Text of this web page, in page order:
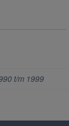
t/m 1999